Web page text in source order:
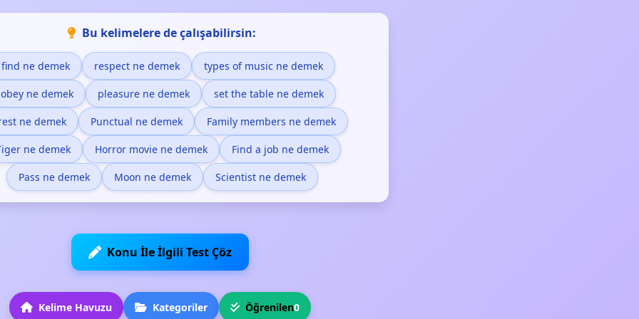
Bu kelimelere de çalışabilirsin:
find ne demek respect ne demek types of music ne demek
obey ne demek pleasure ne demek set the table ne demek
ne demek Punctual ne demek Family members ne demek
ne demek Horror movie ne demek Find a job ne demek
Pass ne demek Moon ne demek Scientist ne demek
Konu İle İlgili Test Çöz
Kelime Havuzu Kategoriler Öğrenilen0